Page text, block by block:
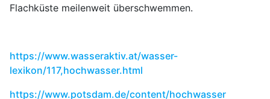
Flachküste meilenweit überschwemmen.
https://www.wasseraktiv.at/wasser-
lexikon/117,hochwasser.html
https://www.potsdam.de/content/hochwasser